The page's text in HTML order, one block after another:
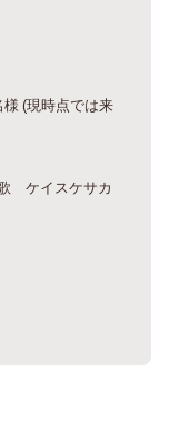
(現時点では来
ケイスケサカ